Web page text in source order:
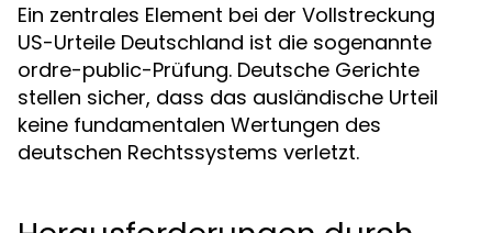
Ein zentrales Element bei der Vollstreckung
US-Urteile Deutschland ist die sogenannte
ordre-public-Prüfung. Deutsche Gerichte
stellen sicher, dass das ausländische Urteil
keine fundamentalen Wertungen des
deutschen Rechtssystems verletzt.